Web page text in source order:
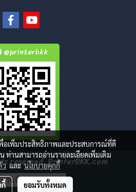
@printerbkk
reserved. PrinterBKK.com
มวันนี้ 2,161
พื่อเพิ่มประสิทธิภาพและประสบการณ์ที่ดี
ท่านสามารถอ่านรายละเอียดเพิ่มเติม
วและนโยบายคุกกี้
ยอมรับทั้งหมด